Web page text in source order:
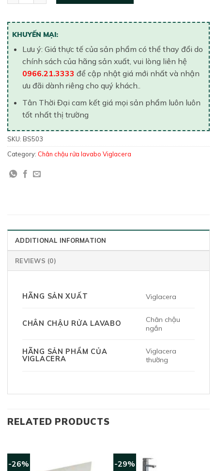
KHUYẾN MẠI:
Lưu ý: Giá thực tế của sản phẩm có thể thay đổi do
chính sách của hãng sản xuất, vui lòng liên hệ
0966.21.3333 để cập nhật giá mới nhất và nhận
ưu đãi dành riêng cho quý khách..
Tân Thời Đại cam kết giá mọi sản phẩm luôn luôn
tốt nhất thị trường
SKU: BS503
Category: Chân chậu rửa lavabo Viglacera
ADDITIONAL INFORMATION
REVIEWS (0)
HÃNG SẢN XUẤT Viglacera
CHÂN CHẬU RỬA LAVABO
Chân chậu
ngắn
HÃNG SẢN PHẨM CỦA
VIGLACERA
Viglacera
thường
RELATED PRODUCTS
-26% -29%